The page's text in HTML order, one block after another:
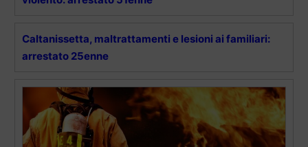
Caltanissetta, maltrattamenti e lesioni ai familiari:
arrestato 25enne